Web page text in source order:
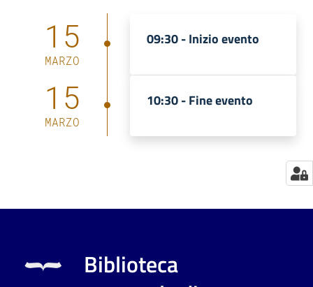
on line
Chiedi al
Orari
15
MARZO
09:30 -Inizio evento
15
MARZO
10:30 -Fine evento
Biblioteca